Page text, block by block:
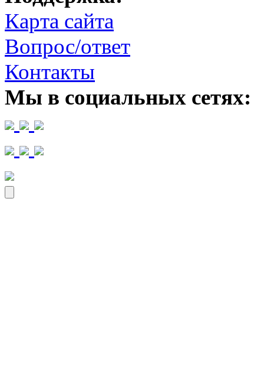
Карта сайта
Вопрос/ответ
Контакты
Мы в социальных сетях: